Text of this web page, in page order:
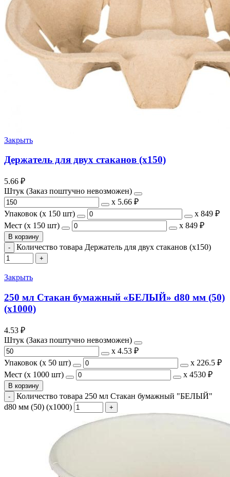
Закрыть
Держатель для двух стаканов (х150)
5.66 ₽
Штук (Заказ поштучно невозможен)
х 5.66 ₽
Упаковок (x 150 шт)
х 849 ₽
Мест (x 150 шт)
х 849 ₽
В корзину
Количество товара Держатель для двух стаканов (х150)
Закрыть
250 мл Стакан бумажный «БЕЛЫЙ» d80 мм (50)
(х1000)
4.53 ₽
Штук (Заказ поштучно невозможен)
х 4.53 ₽
Упаковок (x 50 шт)
х 226.5 ₽
Мест (x 1000 шт)
х 4530 ₽
В корзину
Количество товара 250 мл Стакан бумажный "БЕЛЫЙ"
d80 мм (50) (х1000)